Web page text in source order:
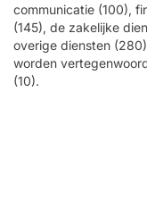
communicatie (100),
(145), de zakelijke
overige diensten
worden
(10).